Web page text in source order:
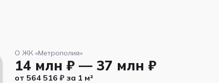
О ЖК «Метрополия»
14 млн ₽ — 37 млн ₽
от 564 516 ₽ за 1 м²